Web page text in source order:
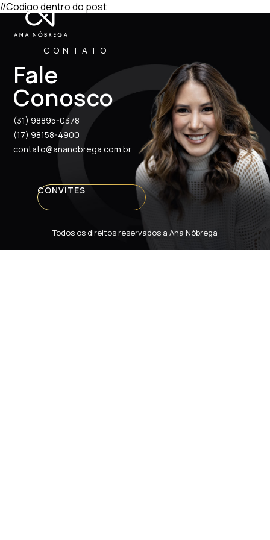
//Codigo dentro do post
CONTATO
Fale
Conosco
(31) 98895-0378
(17) 98158-4900
contato@ananobrega.com.br
CONVITES
Todos os direitos reservados a Ana Nóbrega